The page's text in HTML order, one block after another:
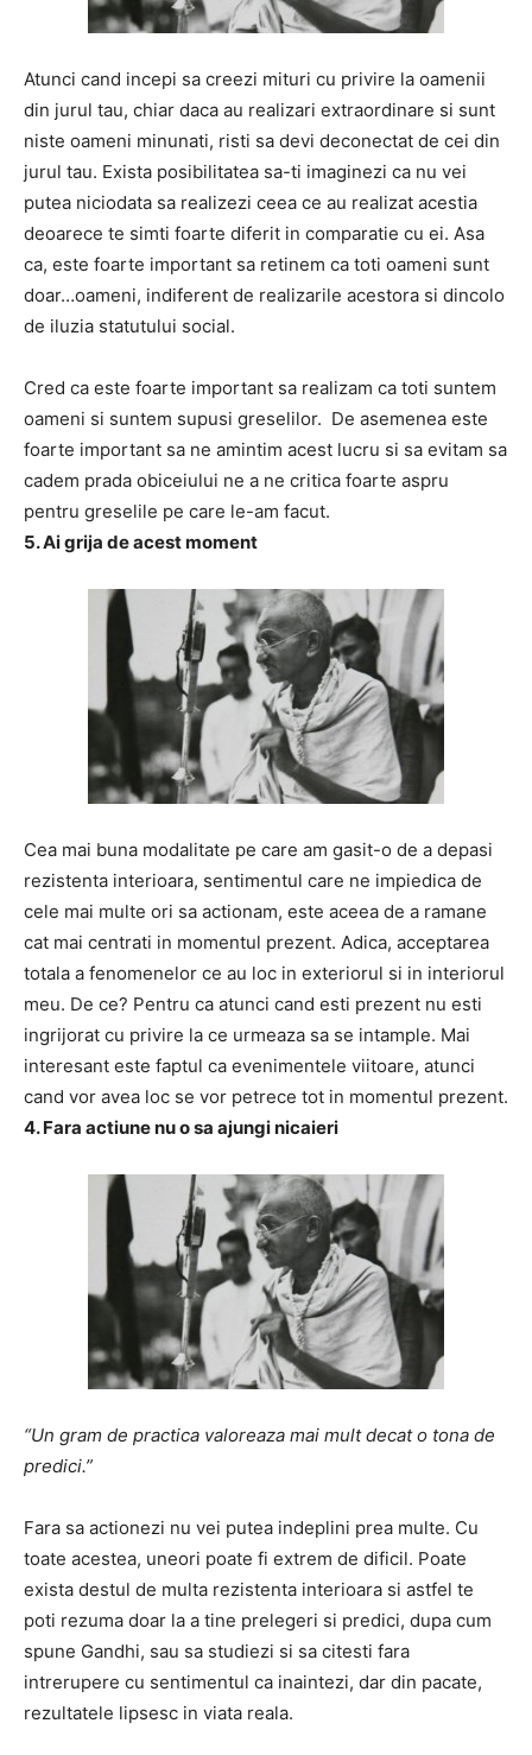
Atunci cand incepi sa creezi mituri cu privire la oamenii
din jurul tau, chiar daca au realizari extraordinare si sunt
niste oameni minunati, risti sa devi deconectat de cei din
jurul tau. Exista posibilitatea sa-ti imaginezi ca nu vei
putea niciodata sa realizezi ceea ce au realizat acestia
deoarece te simti foarte diferit in comparatie cu ei. Asa
ca, este foarte important sa retinem ca toti oameni sunt
doar…oameni, indiferent de realizarile acestora si dincolo
de iluzia statutului social.
Cred ca este foarte important sa realizam ca toti suntem
oameni si suntem supusi greselilor. De asemenea este
foarte important sa ne amintim acest lucru si sa evitam sa
cadem prada obiceiului ne a ne critica foarte aspru
pentru greselile pe care le-am facut.
5. Ai grija de acest moment
Cea mai buna modalitate pe care am gasit-o de a depasi
rezistenta interioara, sentimentul care ne impiedica de
cele mai multe ori sa actionam, este aceea de a ramane
cat mai centrati in momentul prezent. Adica, acceptarea
totala a fenomenelor ce au loc in exteriorul si in interiorul
meu. De ce? Pentru ca atunci cand esti prezent nu esti
ingrijorat cu privire la ce urmeaza sa se intample. Mai
interesant este faptul ca evenimentele viitoare, atunci
cand vor avea loc se vor petrece tot in momentul prezent.
4. Fara actiune nu o sa ajungi nicaieri
“Un gram de practica valoreaza mai mult decat o tona de
predici.”
Fara sa actionezi nu vei putea indeplini prea multe. Cu
toate acestea, uneori poate fi extrem de dificil. Poate
exista destul de multa rezistenta interioara si astfel te
poti rezuma doar la a tine prelegeri si predici, dupa cum
spune Gandhi, sau sa studiezi si sa citesti fara
intrerupere cu sentimentul ca inaintezi, dar din pacate,
rezultatele lipsesc in viata reala.